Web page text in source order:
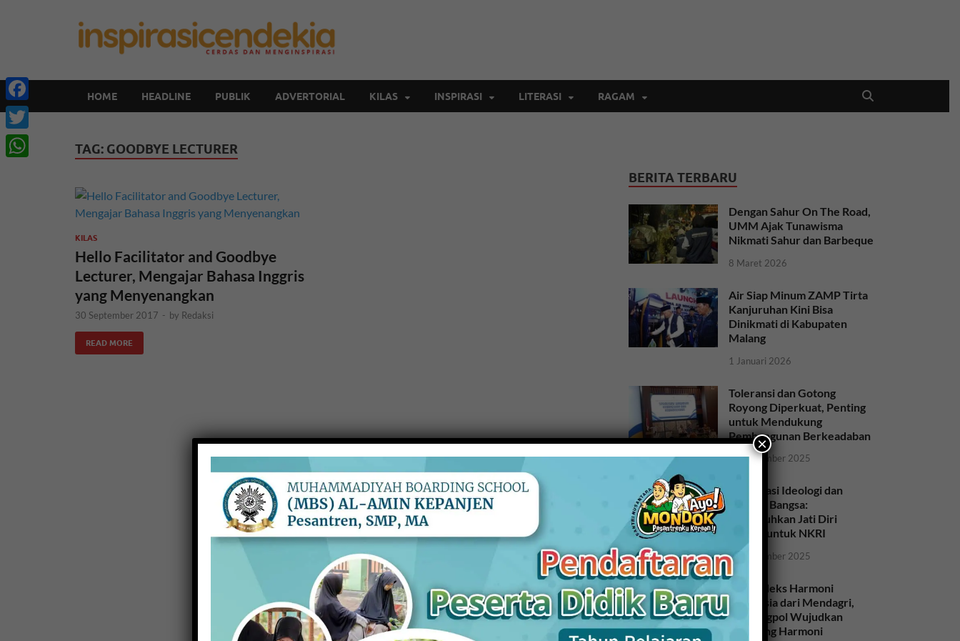
HOME HEADLINE PUBLIK ADVERTORIAL KILAS INSPIRASI LITERASI RAGAM
TAG: GOODBYE LECTURER
KILAS
Hello Facilitator and Goodbye
Lecturer, Mengajar Bahasa Inggris
yang Menyenangkan
30 September 2017 - by Redaksi
READ MORE
BERITA TERBARU
Dengan Sahur On The Road,
UMM Ajak Tunawisma
Nikmati Sahur dan Barbeque
8 Maret 2026
Air Siap Minum ZAMP Tirta
Kanjuruhan Kini Bisa
Dinikmati di Kabupaten
Malang
1 Januari 2026
Toleransi dan Gotong
Royong Diperkuat, Penting
untuk Mendukung
Pembangunan Berkeadaban
28 November 2025
Sosialisasi Ideologi dan
Sejarah Bangsa:
Meneguhkan Jati Diri
Bangsa untuk NKRI
26 November 2025
Raih Indeks Harmoni
Indonesia dari Mendagri,
Kesbangpol Wujudkan
Kampung Harmoni
Facebook
Twitter
×